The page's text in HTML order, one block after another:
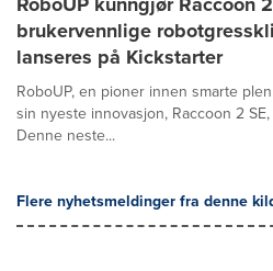
brukervennlige
lanseres på Kickstarter
RoboUP, en pioner innen smarte
sin nyeste innovasjon, Raccoon 2
Denne neste...
Flere nyhetsmeldinger fra denne